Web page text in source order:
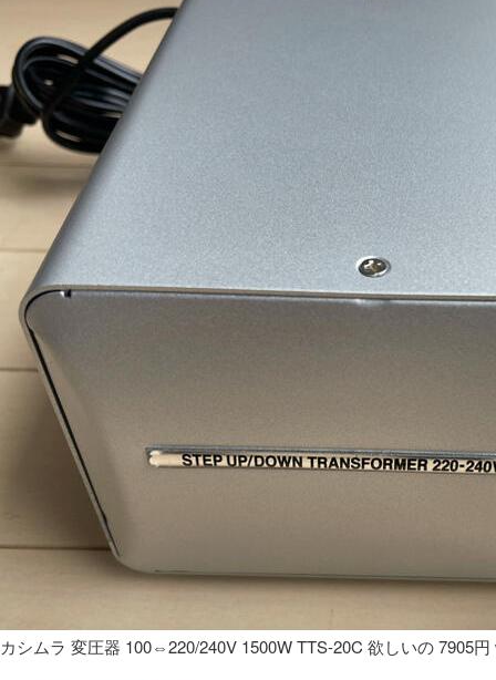
カシムラ 変圧器 100⇔220/240V 1500W TTS-20C 欲しいの 7905円